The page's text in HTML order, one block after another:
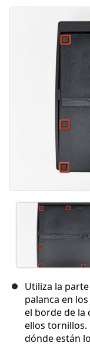
Agregar
Utiliza la
palanca en
el borde de la
ellos tornillos.
dónde están